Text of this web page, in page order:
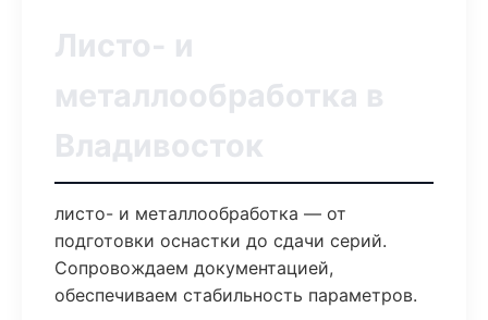
Листо- и
металлообработка в
Владивосток
листо- и металлообработка — от
подготовки оснастки до сдачи серий.
Сопровождаем документацией,
обеспечиваем стабильность параметров.